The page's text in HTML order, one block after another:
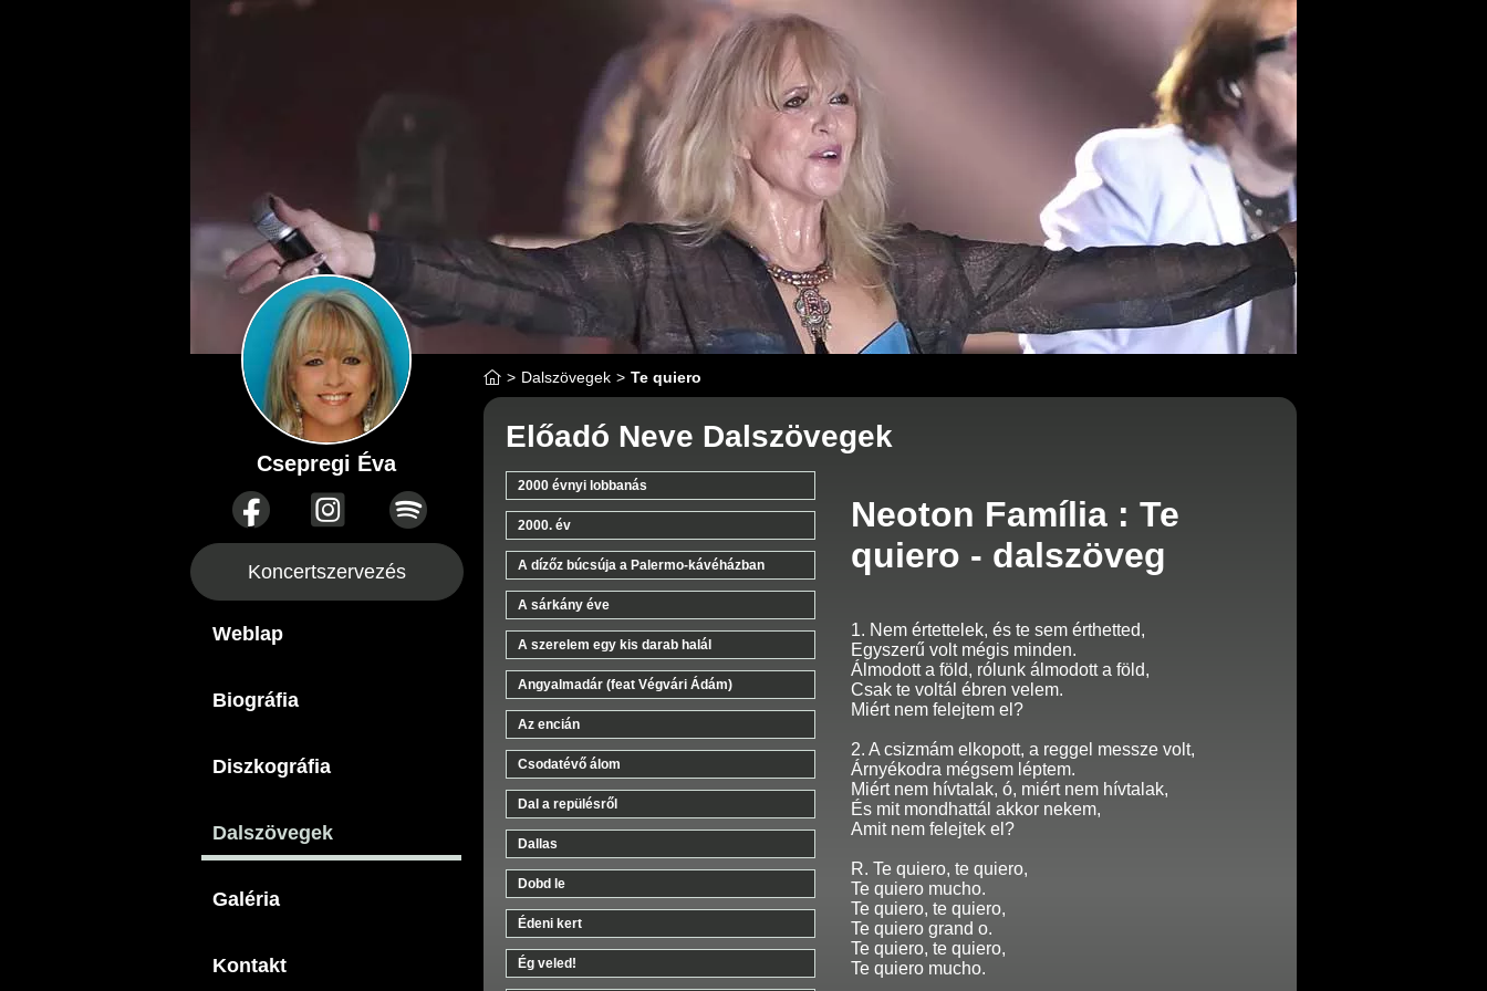
Csepregi Éva
Koncertszervezés
Weblap
Biográfia
Diszkográfia
Dalszövegek
Galéria
Kontakt
> Dalszövegek > Te quiero
Előadó Neve Dalszövegek
2000 évnyi lobbanás
2000. év
A dízőz búcsúja a Palermo-kávéházban
A sárkány éve
A szerelem egy kis darab halál
Angyalmadár (feat Végvári Ádám)
Az encián
Csodatévő álom
Dal a repülésről
Dallas
Dobd le
Édeni kert
Ég veled!
Neoton Família : Te
quiero - dalszöveg
1. Nem értettelek, és te sem érthetted,
Egyszerű volt mégis minden.
Álmodott a föld, rólunk álmodott a föld,
Csak te voltál ébren velem.
Miért nem felejtem el?
2. A csizmám elkopott, a reggel messze volt,
Árnyékodra mégsem léptem.
Miért nem hívtalak, ó, miért nem hívtalak,
És mit mondhattál akkor nekem,
Amit nem felejtek el?
R. Te quiero, te quiero,
Te quiero mucho.
Te quiero, te quiero,
Te quiero grand o.
Te quiero, te quiero,
Te quiero mucho.